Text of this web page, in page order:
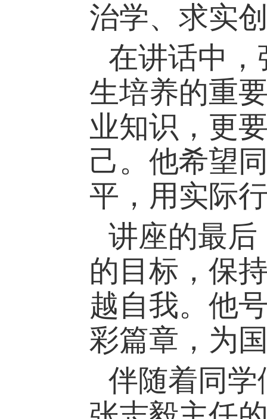
治学、求实
在讲话中
生培养的重
业知识，更
己。他希望
平，用实际
讲座的最
的目标，保
越自我。他
彩篇章，为
伴随着同学